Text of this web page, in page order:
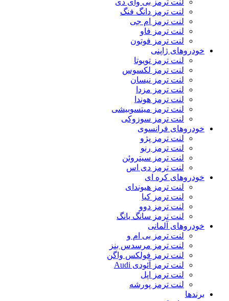
لنت ترمز بی وای دی
لنت ترمز دانگ فنگ
لنت ترمز ام جی
لنت ترمز فاو
لنت ترمز فوتون
خودروهای ژاپنی
لنت ترمز تویوتا
لنت ترمز لکسوس
لنت ترمز نیسان
لنت ترمز مزدا
لنت ترمز هوندا
لنت ترمز میتسوبیشی
لنت ترمز سوزوکی
خودروهای فرانسوی
لنت ترمز پژو
لنت ترمز رنو
لنت ترمز سیتروئن
لنت ترمز دی اس
خودروهای کره ای
لنت ترمز هیوندای
لنت ترمز کیا
لنت ترمز دوو
لنت ترمز سانگ یانگ
خودروهای آلمانی
لنت ترمز بی ام و
لنت ترمز مرسدس بنز
لنت ترمز فولکس واگن
لنت ترمز آئودی Audi
لنت ترمز اپل
لنت ترمز پورشه
برندها